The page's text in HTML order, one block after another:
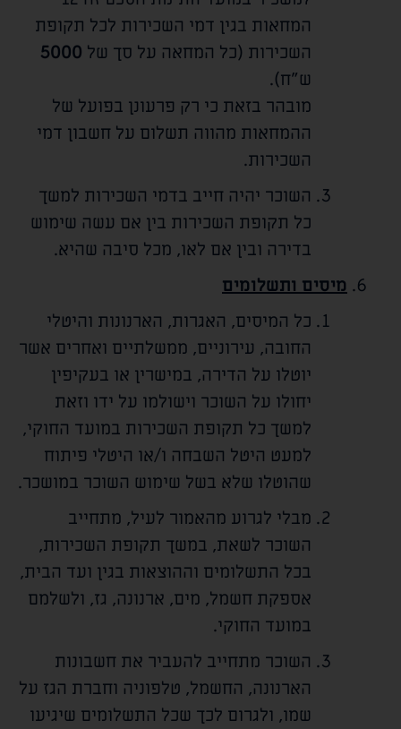
המחאות בגין דמי השכירות לכל תקופת
השכירות (כל המחאה על סך של 5000
ש"ח).
מובהר בזאת כי רק פרעונן בפועל של
ההמחאות מהווה תשלום על חשבון דמי
השכירות.
השוכר יהיה חייב בדמי השכירות למשך
כל תקופת השכירות בין אם עשה שימוש
בדירה ובין אם לאו, מכל סיבה שהיא.
מיסים ותשלומים
כל המיסים, האגרות, הארנונות והיטלי
החובה, עירוניים, ממשלתיים ואחרים אשר
יוטלו על הדירה, במישרין או בעקיפין
יחולו על השוכר וישולמו על ידו וזאת
למשך כל תקופת השכירות במועד החוקי,
למעט היטל השבחה ו/או היטלי פיתוח
שהוטלו שלא בשל שימוש השוכר במושכר.
מבלי לגרוע מהאמור לעיל, מתחייב
השוכר לשאת, במשך תקופת השכירות,
בכל התשלומים וההוצאות בגין ועד הבית,
אספקת חשמל, מים, ארנונה, גז, ולשלמם
במועד החוקי.
השוכר מתחייב להעביר את חשבונות
הארנונה, החשמל, טלפוניה וחברת הגז על
שמו, ולגרום לכך שכל התשלומים שיגיעו